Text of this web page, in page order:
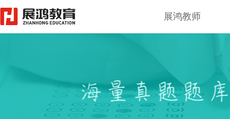
展鸿教师